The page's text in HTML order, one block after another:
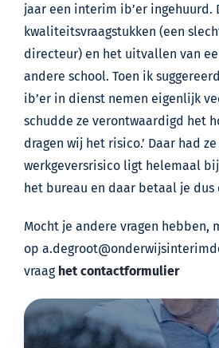
jaar een interim ib’er ingehuurd.
kwaliteitsvraagstukken (een
directeur) en het uitvallen van
andere school. Toen ik
ib’er in dienst nemen eigenlijk
schudde ze verontwaardigd het
dragen wij het risico.’ Daar had
werkgeversrisico ligt helemaal
het bureau en daar betaal je dus
Mocht je andere vragen hebben,
op
vraag het contactformulier